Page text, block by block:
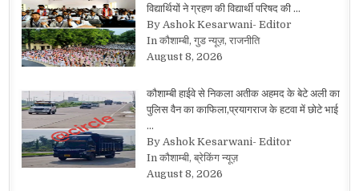
विद्यार्थियों ने ग्रहण की विद्यार्थी परिषद की …
By Ashok Kesarwani- Editor
In कौशाम्बी, गुड न्यूज़, राजनीति
August 8, 2026
कौशाम्बी हाईवे से निकला अतीक अहमद के बेटे अली का
पुलिस वैन का काफिला,प्रयागराज के हटवा में छोटे भाई
…
By Ashok Kesarwani- Editor
In कौशाम्बी, ब्रेकिंग न्यूज़
August 8, 2026